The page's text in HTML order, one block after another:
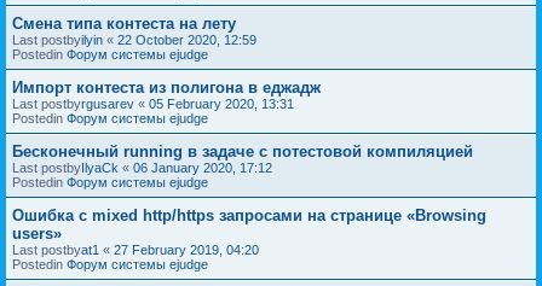
Смена типа контеста на лету
Last postbyilyin « 22 October 2020, 12:59
Postedin Форум системы ejudge
Импорт контеста из полигона в еджадж
Last postbyrgusarev « 05 February 2020, 13:31
Postedin Форум системы ejudge
Бесконечный running в задаче с потестовой компиляцией
Last postbyIlyaCk « 06 January 2020, 17:12
Postedin Форум системы ejudge
Ошибка с mixed http/https запросами на странице «Browsing
users»
Last postbyat1 « 27 February 2019, 04:20
Postedin Форум системы ejudge